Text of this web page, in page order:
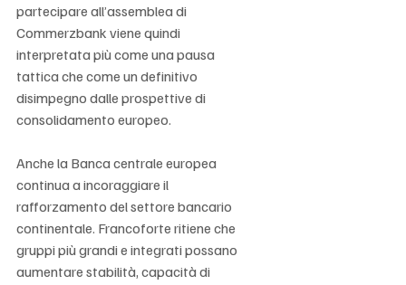
partecipare all’assemblea di
Commerzbank viene quindi
interpretata più come una pausa
tattica che come un definitivo
disimpegno dalle prospettive di
consolidamento europeo.
Anche la Banca centrale europea
continua a incoraggiare il
rafforzamento del settore bancario
continentale. Francoforte ritiene che
gruppi più grandi e integrati possano
aumentare stabilità, capacità di